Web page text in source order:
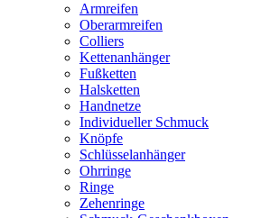
Armreifen
Oberarmreifen
Colliers
Kettenanhänger
Fußketten
Halsketten
Handnetze
Individueller Schmuck
Knöpfe
Schlüsselanhänger
Ohrringe
Ringe
Zehenringe